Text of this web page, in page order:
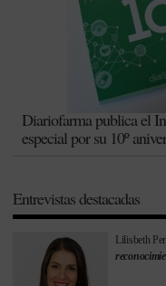
Diariofarma publica el
especial por su 10º
Entrevistas destacadas
Lilisbeth